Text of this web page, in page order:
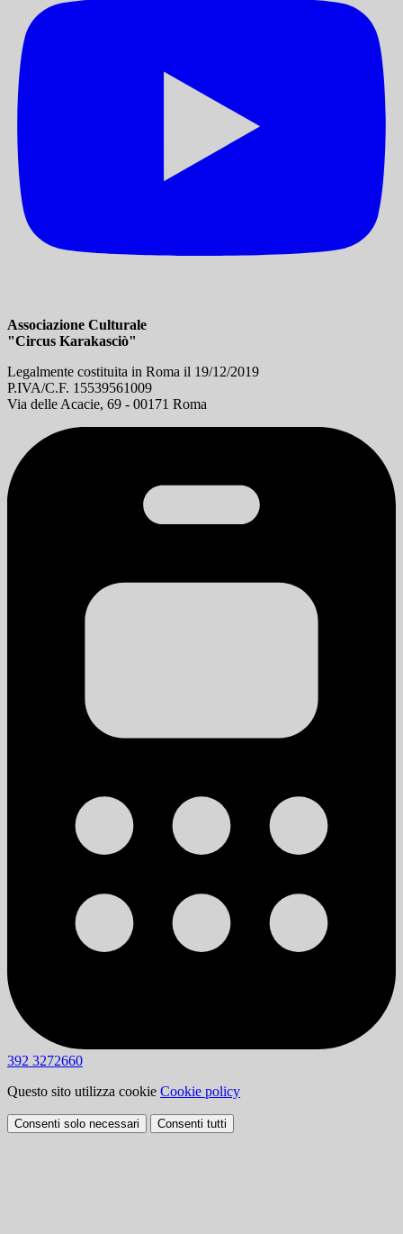
Associazione Culturale
"Circus Karakasciò"
Legalmente costituita in Roma il 19/12/2019
P.IVA/C.F. 15539561009
Via delle Acacie, 69 - 00171 Roma
392 3272660
Questo sito utilizza cookie Cookie policy
Consenti solo necessari Consenti tutti